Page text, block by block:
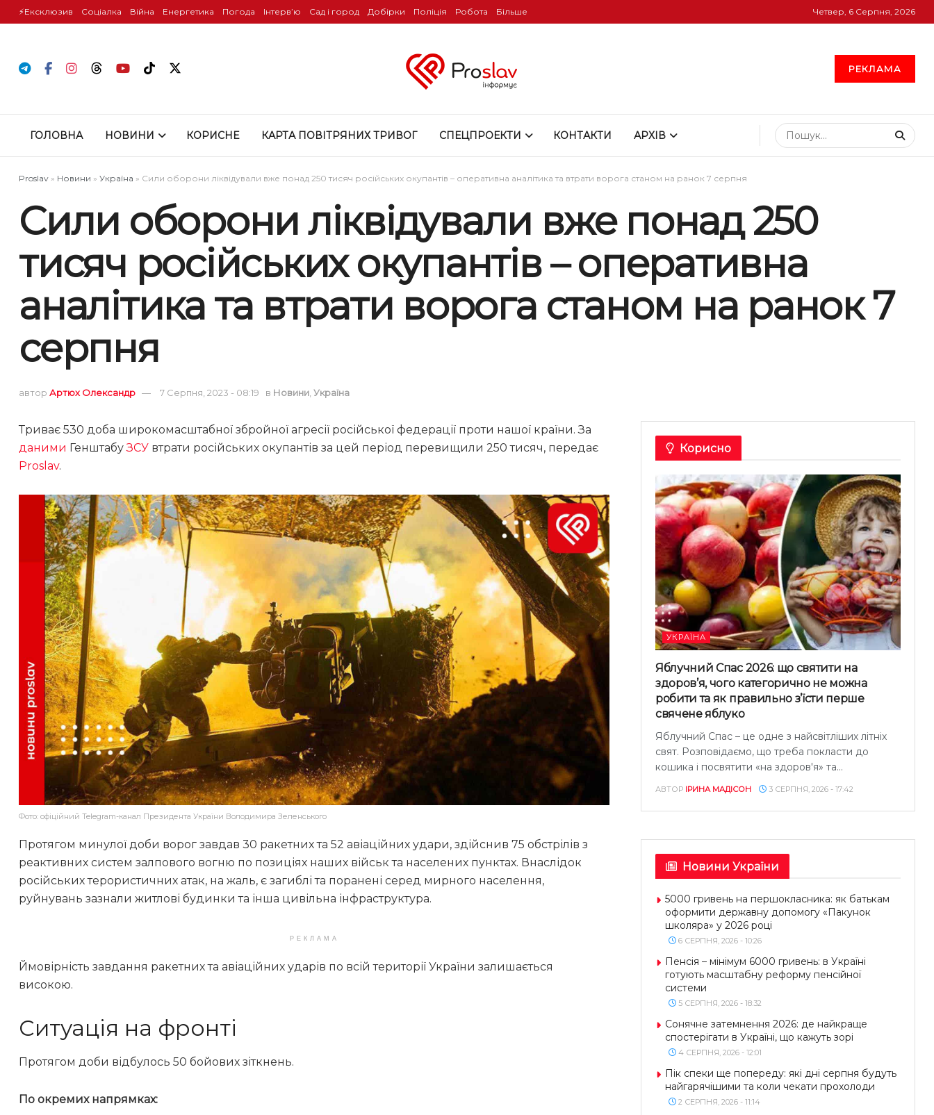
⚡️Ексклюзив Соціалка Війна Енергетика Погода Інтервʼю Сад і город Добірки Поліція Робота Більше Четвер, 6 Серпня, 2026
РЕКЛАМА
ГОЛОВНА НОВИНИ КОРИСНЕ КАРТА ПОВІТРЯНИХ ТРИВОГ СПЕЦПРОЕКТИ КОНТАКТИ АРХІВ
Proslav » Новини » Україна » Сили оборони ліквідували вже понад 250 тисяч російських окупантів – оперативна аналітика та втрати ворога станом на ранок 7 серпня
Сили оборони ліквідували вже понад 250
тисяч російських окупантів – оперативна
аналітика та втрати ворога станом на ранок 7
серпня
автор Артюх Олександр 7 Серпня, 2023 - 08:19 в Новини, Україна
Триває 530 доба широкомасштабної збройної агресії російської федерації проти нашої країни. За
даними ГенштабуЗСУ втрати російських окупантів за цей період перевищили 250 тисяч, передає
Proslav.
Фото: офіційний Telegram-канал Президента України Володимира Зеленського
Протягом минулої доби ворог завдав 30 ракетних та 52 авіаційних удари, здійснив 75 обстрілів з
реактивних систем залпового вогню по позиціях наших військ та населених пунктах. Внаслідок
російських терористичних атак, на жаль, є загиблі та поранені серед мирного населення,
руйнувань зазнали житлові будинки та інша цивільна інфраструктура.
РЕКЛАМА
Ймовірність завдання ракетних та авіаційних ударів по всій території України залишається
високою.
Ситуація на фронті
Протягом доби відбулось 50 бойових зіткнень.
По окремих напрямках:
Корисно
УКРАЇНА
Яблучний Спас 2026: що святити на
здоров’я, чого категорично не можна
робити та як правильно з’їсти перше
свячене яблуко
Яблучний Спас – це одне з найсвітліших літніх
свят. Розповідаємо, що треба покласти до
кошика і посвятити «на здоров'я» та...
АВТОР ІРИНА МАДІСОН 3 СЕРПНЯ, 2026 - 17:42
Новини України
5000 гривень на першокласника: як батькам
оформити державну допомогу «Пакунок
школяра» у 2026 році
6 СЕРПНЯ, 2026 - 10:26
Пенсія – мінімум 6000 гривень: в Україні
готують масштабну реформу пенсійної
системи
5 СЕРПНЯ, 2026 - 18:32
Сонячне затемнення 2026: де найкраще
спостерігати в Україні, що кажуть зорі
4 СЕРПНЯ, 2026 - 12:01
Пік спеки ще попереду: які дні серпня будуть
найгарячішими та коли чекати прохолоди
2 СЕРПНЯ, 2026 - 11:14